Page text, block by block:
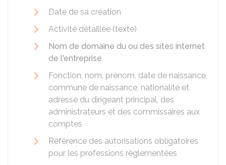
Date de sa création
Activité détaillée (texte)
Nom de domaine du ou des sites internet
de l'entreprise
Fonction, nom, prénom, date de naissance,
commune de naissance, nationalité et
adresse du dirigeant principal, des
administrateurs et des commissaires aux
comptes
Référence des autorisations obligatoires
pour les professions réglementées